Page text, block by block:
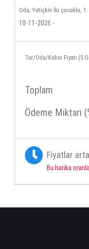
Oda, Yetişkin İki çocuklu, 1.
10-11-2026 -
Tur/Oda/Kabin Fiyatı (5
Toplam
Ödeme Miktarı
Fiyatlar
Bu harika